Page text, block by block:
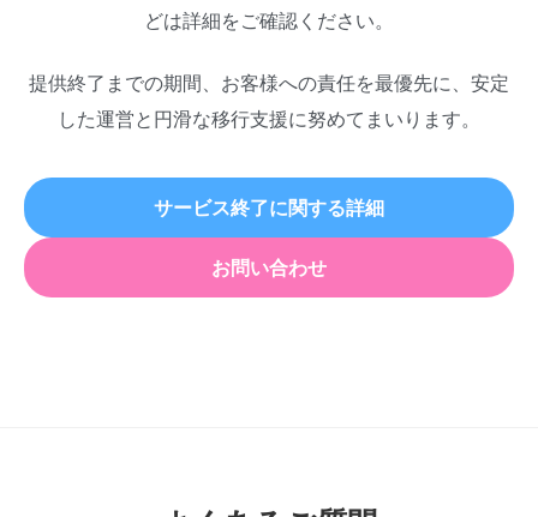
どは詳細をご確認ください。
提供終了までの期間、お客様への責任を最優先に、安定
した運営と円滑な移行支援に努めてまいります。
サービス終了に関する詳細
お問い合わせ